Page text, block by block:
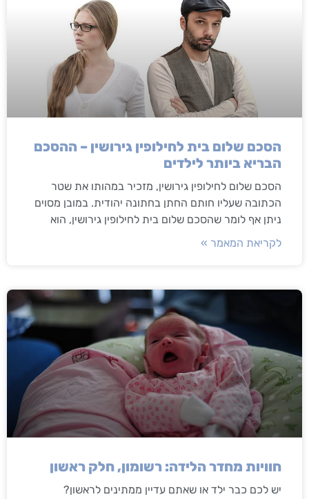
הסכם שלום בית לחילופין גירושין – ההסכם
הבריא ביותר לילדים
הסכם שלום לחילופין גירושין, מזכיר במהותו את שטר
הכתובה שעליו חותם החתן בחתונה יהודית. במובן מסוים
ניתן אף לומר שהסכם שלום בית לחילופין גירושין, הוא
לקריאת המאמר »
חוויות מחדר הלידה: רשומון, חלק ראשון
יש לכם כבר ילד או שאתם עדיין ממתינים לראשון?